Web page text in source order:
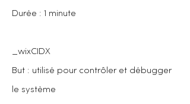
Durée : 1 minute
_wixCIDX
But : utilisé pour contrôler et débugger
le système